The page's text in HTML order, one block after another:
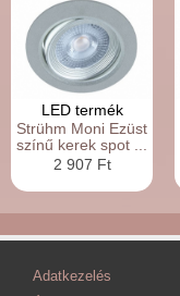
LED termék
Strühm Moni Ezüst
színű kerek spot ...
2 907 Ft
Adatkezelés